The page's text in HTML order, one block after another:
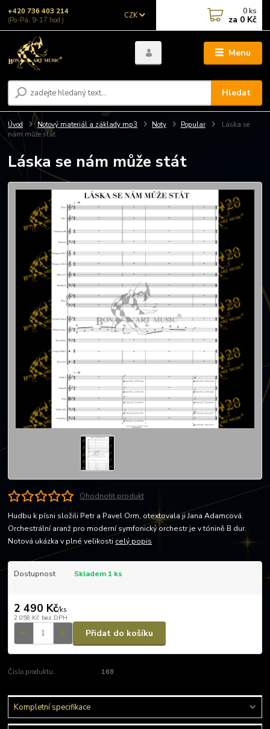
Menu
CZK
Hledat
+420 736 403 214
(Po-Pá, 9-17 hod.)
0 ks
za 0 Kč
Úvod Notový materiál a základy mp3 Noty Popular
Láska se
nám může stát
Láska se nám může stát
Ohodnotit produkt
Hudbu k písni složili Petr a Pavel Orm, otextovala ji Jana Adamcová.
Orchestrální aranž pro moderní symfonický orchestr je v tónině B dur.
Notová ukázka v plné velikosti celý popis
Dostupnost Skladem 1 ks
2 490 Kč/ks
2 058 Kč bez DPH
Přidat do košíku
Číslo produktu: 168
Kompletní specifikace